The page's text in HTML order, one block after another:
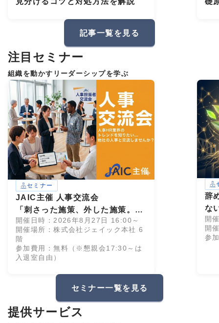
記事一覧を見る
注目セミナー
組織を動かすリーダーシップを学ぶ
セミナー
JAIC主催 人事交流会
「刺さった施策、外した施策。」
28卒インターン設計、成功・失敗
のすべて
開催日時：2026年8月27日 16:00～
開催場所：株式会社ジェイック本社 6
階
参加費用：無料（※懇親会17:30～は
入退室自由）
辞
な
開
開
参
セミナー一覧を見る
提供サービス